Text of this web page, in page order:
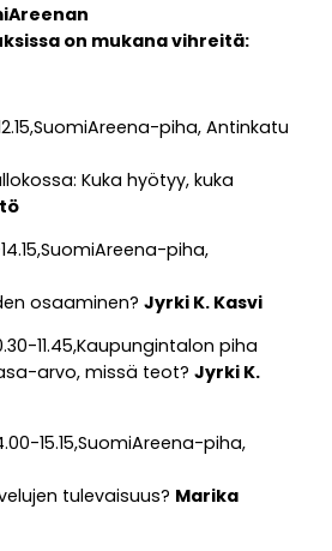
on mukana vihreitä:
piha, Antinkatu
Kuka hyötyy, kuka
piha,
osaaminen? Jyrki K. Kasvi
11.45,Kaupungintalon piha
arvo, missä teot? Jyrki K.
15.15,SuomiAreena-piha,
tulevaisuus? Marika